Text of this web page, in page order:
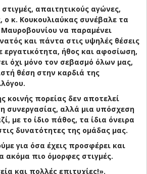
απαιτητικούς αγώνες,
ο κ. Κουκουλιαύκας συνέβαλε τα
να παραμένει
και πάντα στις υψηλές θέσεις
εργατικότητα, ήθος και αφοσίωση,
όχι μόνο τον σεβασμό όλων μας,
θέση στην καρδιά της
κοινής πορείας δεν αποτελεί
συνεργασίας, αλλά μια υπόσχεση
με το ίδιο πάθος, τα ίδια όνειρα
δυνατότητες της ομάδας μας.
για όσα έχεις προσφέρει και
ακόμα πιο όμορφες στιγμές.
και πολλές επιτυχίες!».